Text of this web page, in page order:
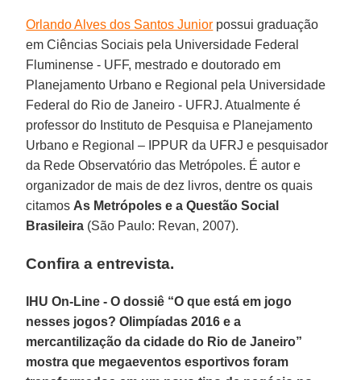
Orlando Alves dos Santos Junior possui graduação
em Ciências Sociais pela Universidade Federal
Fluminense - UFF, mestrado e doutorado em
Planejamento Urbano e Regional pela Universidade
Federal do Rio de Janeiro - UFRJ. Atualmente é
professor do Instituto de Pesquisa e Planejamento
Urbano e Regional – IPPUR da UFRJ e pesquisador
da Rede Observatório das Metrópoles. É autor e
organizador de mais de dez livros, dentre os quais
citamos As Metrópoles e a Questão Social
Brasileira (São Paulo: Revan, 2007).
Confira a entrevista.
IHU On-Line - O dossiê “O que está em jogo
nesses jogos? Olimpíadas 2016 e a
mercantilização da cidade do Rio de Janeiro”
mostra que megaeventos esportivos foram